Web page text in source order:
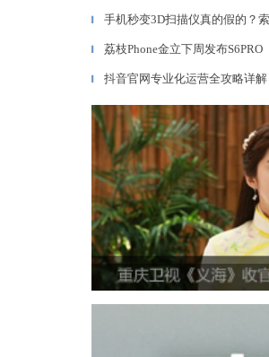
▎ 手机秒变3D扫描仪真的假的？
▎ 荔枝Phone金立下周发布S6PRO
▎ 抖音官网专业化运营全攻略详解